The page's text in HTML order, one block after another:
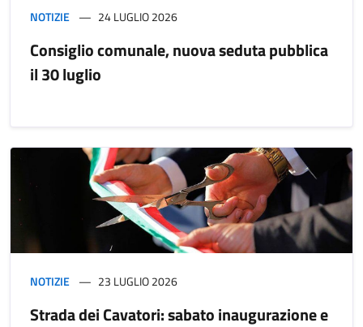
NOTIZIE 24 LUGLIO 2026
Consiglio comunale, nuova seduta pubblica
il 30 luglio
NOTIZIE 23 LUGLIO 2026
Strada dei Cavatori: sabato inaugurazione e